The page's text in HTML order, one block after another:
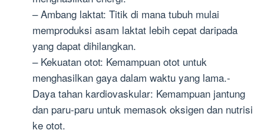
– Ambang laktat: Titik di mana tubuh mulai
memproduksi asam laktat lebih cepat daripada
yang dapat dihilangkan.
– Kekuatan otot: Kemampuan otot untuk
menghasilkan gaya dalam waktu yang lama.-
Daya tahan kardiovaskular: Kemampuan jantung
dan paru-paru untuk memasok oksigen dan nutrisi
ke otot.